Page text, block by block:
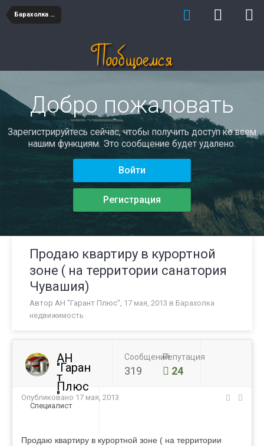
Барахолка недвижимость
Добро пожаловать
Зарегистрируйтесь сейчас, чтобы получить доступ ко всем
нашим функциям. Это сообщение будет удалено.
Войти
Регистрация
Продаю квартиру в курортной
зоне ( на территории санатория
Чувашия)
Автор АН "Гарант Плюс", 17 мая, 2013 в Барахолка
недвижимость
АН
"Гаран
т
Плюс
"
Специалист
Сообщений
319
Репутация
24
Опубликовано 17 мая, 2013
Продаю квартиру в курортной зоне ( на территории